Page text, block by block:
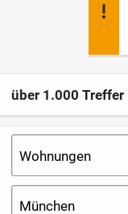
Wohnungen
München
über 1.000 Treffer